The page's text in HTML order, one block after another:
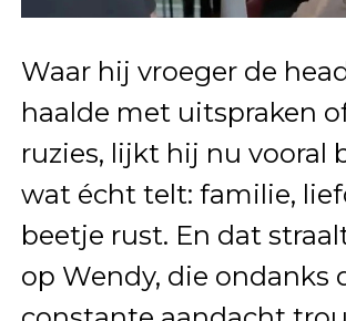
Waar hij vroeger de
haalde met uitspraken
ruzies, lijkt hij nu vooral
wat écht telt: familie,
beetje rust. En dat
op Wendy, die ondanks